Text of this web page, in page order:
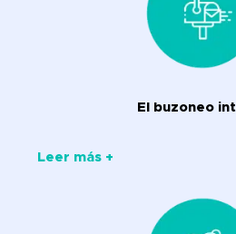
El buzoneo
Leer más +